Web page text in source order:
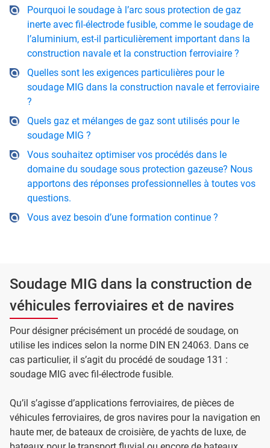
Pourquoi le soudage à l’arc sous protection de gaz
inerte avec fil-électrode fusible, comme le soudage de
l’aluminium, est-il particulièrement important dans la
construction navale et la construction ferroviaire ?
Quelles sont les exigences particulières pour le
soudage MIG dans la construction navale et ferroviaire
?
Quels gaz et mélanges de gaz sont utilisés pour le
soudage MIG ?
Vous souhaitez optimiser vos procédés dans le
domaine du soudage sous protection gazeuse? Nous
apportons des réponses professionnelles à toutes vos
questions.
Vous avez besoin d’une formation continue ?
Soudage MIG dans la construction de
véhicules ferroviaires et de navires
Pour désigner précisément un procédé de soudage, on
utilise les indices selon la norme DIN EN 24063. Dans ce
cas particulier, il s’agit du procédé de soudage 131 :
soudage MIG avec fil-électrode fusible.
Qu’il s’agisse d’applications ferroviaires, de pièces de
véhicules ferroviaires, de gros navires pour la navigation en
haute mer, de bateaux de croisière, de yachts de luxe, de